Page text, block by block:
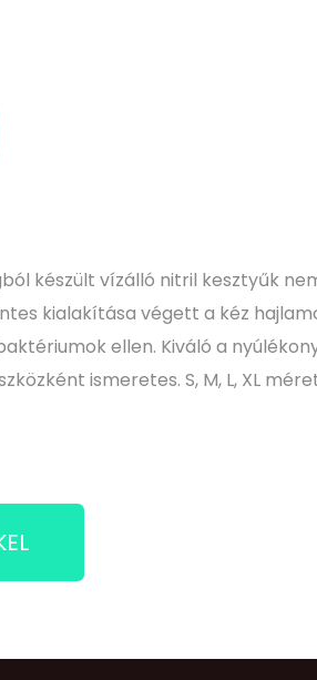
készült vízálló nitril kesztyűk
kialakítása végett a kéz
ellen. Kiváló a
ismeretes. S, M, L, XL